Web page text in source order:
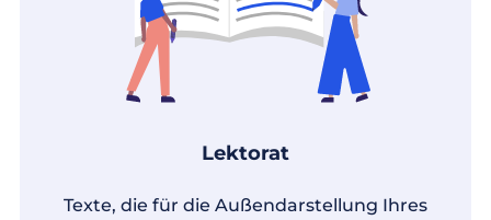
Lektorat
Texte, die für die Außendarstellung Ihres